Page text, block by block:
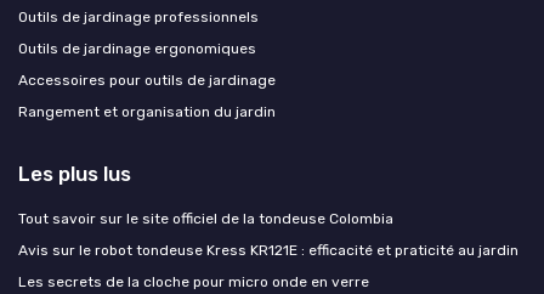
Outils de jardinage professionnels
Outils de jardinage ergonomiques
Accessoires pour outils de jardinage
Rangement et organisation du jardin
Les plus lus
Tout savoir sur le site officiel de la tondeuse Colombia
Avis sur le robot tondeuse Kress KR121E : efficacité et praticité au jardin
Les secrets de la cloche pour micro onde en verre